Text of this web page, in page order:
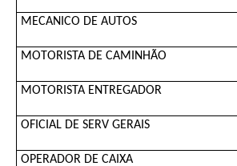
MECANICO DE AUTOS
MOTORISTA DE CAMINHÃO
MOTORISTA ENTREGADOR
OFICIAL DE SERV GERAIS
OPERADOR DE CAIXA